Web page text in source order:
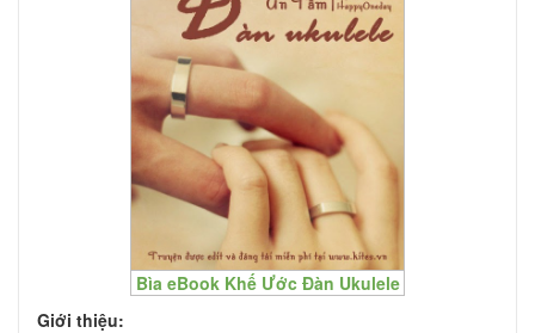
Bìa eBook Khế Ước Đàn Ukulele
Giới thiệu: